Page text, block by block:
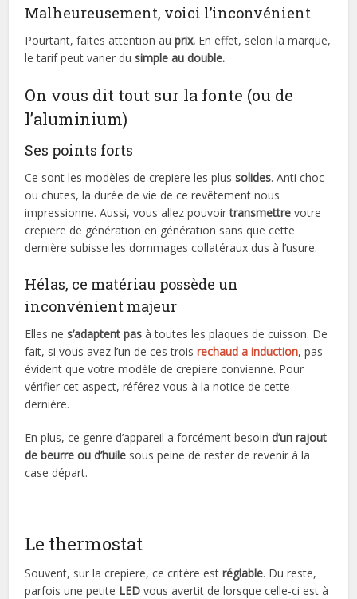
Malheureusement, voici l’inconvénient
Pourtant, faites attention auprix. En effet, selon la marque,
le tarif peut varier dusimple au double.
On vous dit tout sur la fonte (ou de
l’aluminium)
Ses points forts
Ce sont les modèles de crepiere les plussolides. Anti choc
ou chutes, la durée de vie de ce revêtement nous
impressionne. Aussi, vous allez pouvoirtransmettre votre
crepiere de génération en génération sans que cette
dernière subisse les dommages collatéraux dus à l’usure.
Hélas, ce matériau possède un
inconvénient majeur
Elles nes’adaptent pas à toutes les plaques de cuisson. De
fait, si vous avez l’un de ces trois rechaud a induction, pas
évident que votre modèle de crepiere convienne. Pour
vérifier cet aspect, référez-vous à la notice de cette
dernière.
En plus, ce genre d’appareil a forcément besoind’un rajout
de beurre ou d’huile sous peine de rester de revenir à la
case départ.
Le thermostat
Souvent, sur la crepiere, ce critère estréglable. Du reste,
parfois une petite LED vous avertit de lorsque celle-ci est à